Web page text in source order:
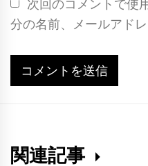
次回のコメントで使
分の名前、メールアド
関連記事